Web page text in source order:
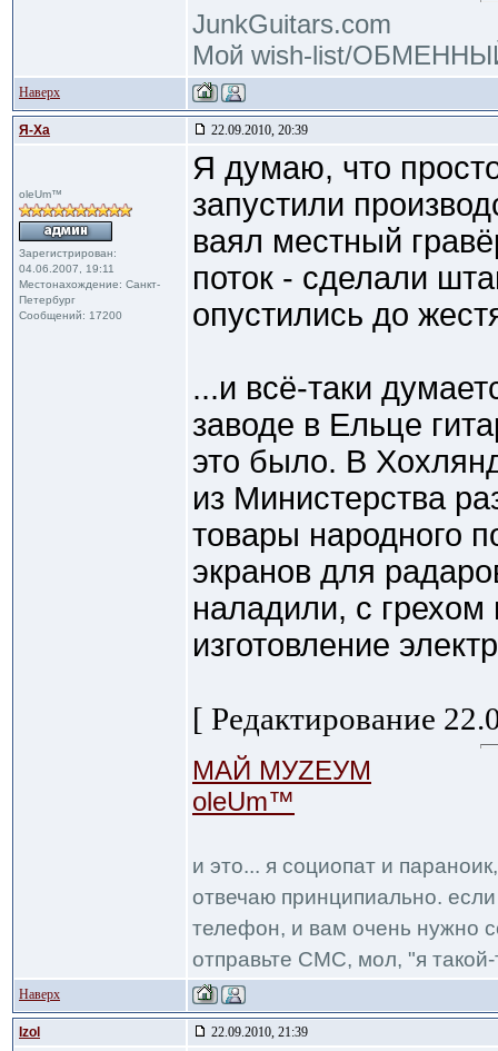
JunkGuitars.com
Мой wish-list/
Наверх
Я-Ха 22.09.2010, 20:39
oleUm™
Зарегистрирован:
04.06.2007, 19:11
Местонахождение: Санкт-
Петербург
Сообщений: 17200
Я думаю, что
запустили
ваял местный
поток - сделали
опустились до
...и всё-таки
заводе в Ельце
это было. В
из Министерства
товары народного
экранов для
наладили, с
изготовление
[ Редактирование
МАЙ МУZЕУМ
oleUm™
и это... я социопат и
отвечаю принципиально.
телефон, и вам очень нужно
отправьте СМС, мол, "я такой-
Наверх
Izol 22.09.2010, 21:39